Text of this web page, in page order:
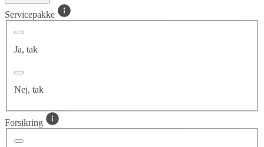
Servicepakke
Ja, tak
Nej, tak
Forsikring